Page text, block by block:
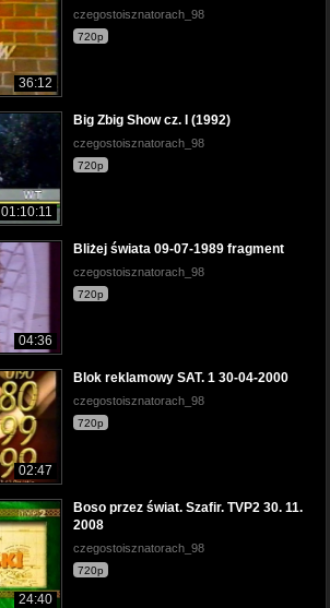
36:12
czegostoisznatorach_98
720p
01:10:11
Big Zbig Show cz. I (1992)
czegostoisznatorach_98
720p
04:36
Bliżej świata 09-07-1989 fragment
czegostoisznatorach_98
720p
02:47
Blok reklamowy SAT. 1 30-04-2000
czegostoisznatorach_98
720p
24:40
Boso przez świat. Szafir. TVP2 30. 11.
2008
czegostoisznatorach_98
720p